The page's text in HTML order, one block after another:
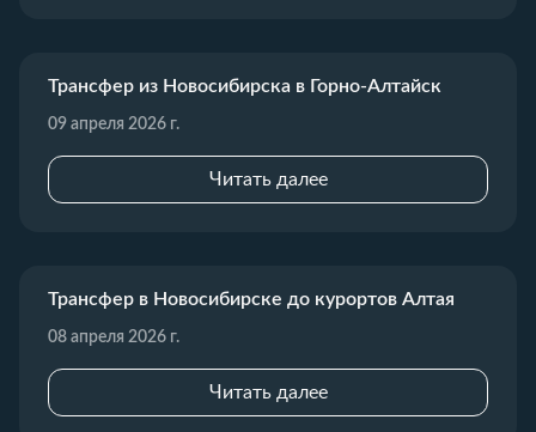
Трансфер из Новосибирска в Горно-Алтайск
09 апреля 2026 г.
Читать далее
Трансфер в Новосибирске до курортов Алтая
08 апреля 2026 г.
Читать далее